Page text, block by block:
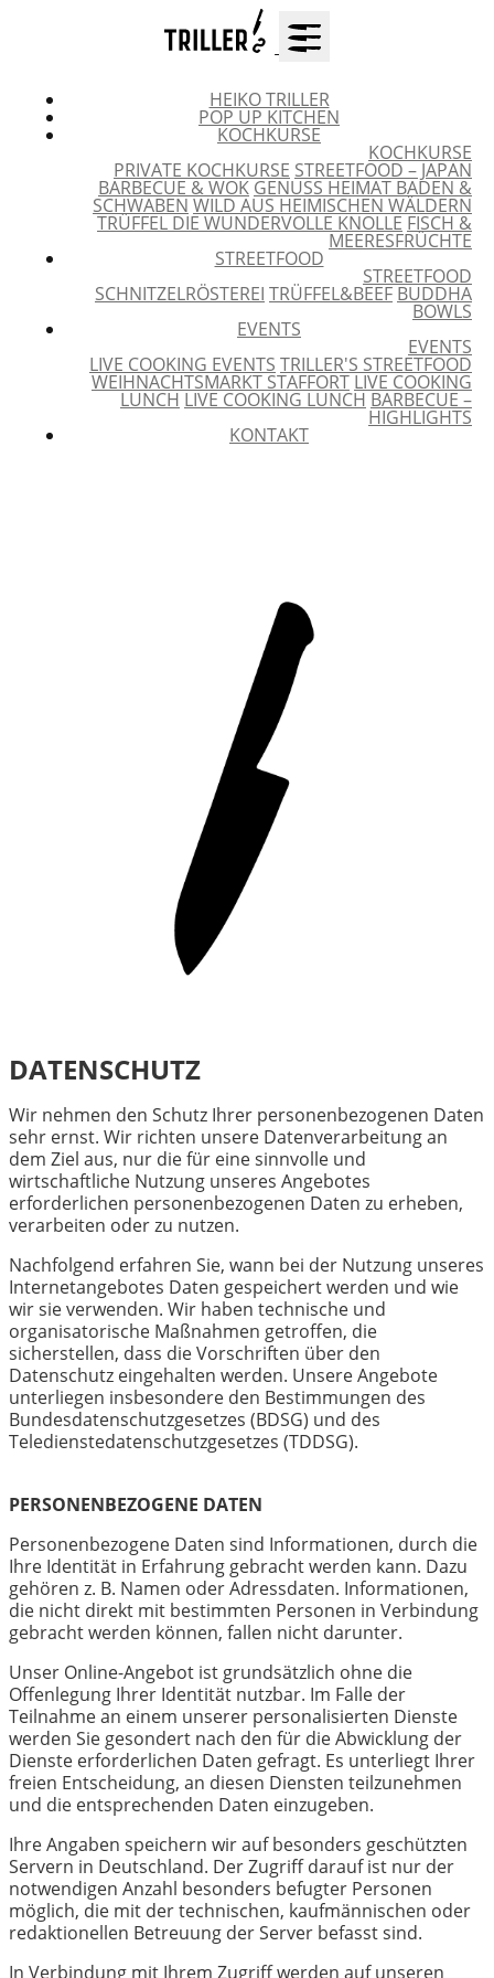
HEIKO TRILLER
POP UP KITCHEN
KOCHKURSE
KOCHKURSE
PRIVATE KOCHKURSE STREETFOOD – JAPAN
BARBECUE & WOK GENUSS HEIMAT BADEN &
SCHWABEN WILD AUS HEIMISCHEN WÄLDERN
TRÜFFEL DIE WUNDERVOLLE KNOLLE FISCH &
MEERESFRÜCHTE
STREETFOOD
STREETFOOD
SCHNITZELRÖSTEREI TRÜFFEL&BEEF BUDDHA
BOWLS
EVENTS
EVENTS
LIVE COOKING EVENTS TRILLER'S STREETFOOD
WEIHNACHTSMARKT STAFFORT LIVE COOKING
LUNCH LIVE COOKING LUNCH BARBECUE –
HIGHLIGHTS
KONTAKT
DATENSCHUTZ
Wir nehmen den Schutz Ihrer personenbezogenen Daten
sehr ernst. Wir richten unsere Datenverarbeitung an
dem Ziel aus, nur die für eine sinnvolle und
wirtschaftliche Nutzung unseres Angebotes
erforderlichen personenbezogenen Daten zu erheben,
verarbeiten oder zu nutzen.
Nachfolgend erfahren Sie, wann bei der Nutzung unseres
Internetangebotes Daten gespeichert werden und wie
wir sie verwenden. Wir haben technische und
organisatorische Maßnahmen getroffen, die
sicherstellen, dass die Vorschriften über den
Datenschutz eingehalten werden. Unsere Angebote
unterliegen insbesondere den Bestimmungen des
Bundesdatenschutzgesetzes (BDSG) und des
Teledienstedatenschutzgesetzes (TDDSG).
PERSONENBEZOGENE DATEN
Personenbezogene Daten sind Informationen, durch die
Ihre Identität in Erfahrung gebracht werden kann. Dazu
gehören z. B. Namen oder Adressdaten. Informationen,
die nicht direkt mit bestimmten Personen in Verbindung
gebracht werden können, fallen nicht darunter.
Unser Online-Angebot ist grundsätzlich ohne die
Offenlegung Ihrer Identität nutzbar. Im Falle der
Teilnahme an einem unserer personalisierten Dienste
werden Sie gesondert nach den für die Abwicklung der
Dienste erforderlichen Daten gefragt. Es unterliegt Ihrer
freien Entscheidung, an diesen Diensten teilzunehmen
und die entsprechenden Daten einzugeben.
Ihre Angaben speichern wir auf besonders geschützten
Servern in Deutschland. Der Zugriff darauf ist nur der
notwendigen Anzahl besonders befugter Personen
möglich, die mit der technischen, kaufmännischen oder
redaktionellen Betreuung der Server befasst sind.
In Verbindung mit Ihrem Zugriff werden auf unseren